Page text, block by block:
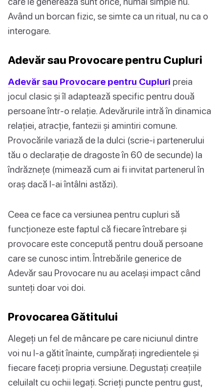
Având un borcan fizic, se simte ca un ritual, nu ca o
interogare.
Adevăr sau Provocare pentru Cupluri
Adevăr sau Provocare pentru Cupluri preia
jocul clasic și îl adaptează specific pentru două
persoane într-o relație. Adevărurile intră în dinamica
relației, atracție, fantezii și amintiri comune.
Provocările variază de la dulci (scrie-i partenerului
tău o declarație de dragoste în 60 de secunde) la
îndrăznețe (mimează cum ai fi invitat partenerul în
oraș dacă l-ai întâlni astăzi).
Ceea ce face ca versiunea pentru cupluri să
funcționeze este faptul că fiecare întrebare și
provocare este concepută pentru două persoane
care se cunosc intim. Întrebările generice de
Adevăr sau Provocare nu au același impact când
sunteți doar voi doi.
Provocarea Gătitului
Alegeți un fel de mâncare pe care niciunul dintre
voi nu l-a gătit înainte, cumpărați ingredientele și
fiecare faceți propria versiune. Degustați creațiile
celuilalt cu ochii legați. Scrieți puncte pentru gust,